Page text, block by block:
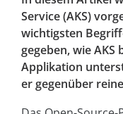
Service (AKS)
wichtigsten
gegeben, wie
Applikation
er gegenüber